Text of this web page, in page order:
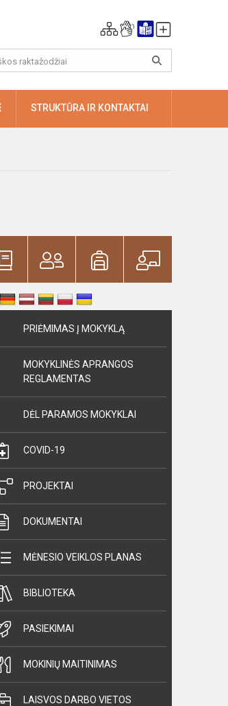
DAUGIAUSTRUKTŪRA IR KONTAKTAI
PRIĖMIMAS Į MOKYKLĄ
MOKYKLINĖS APRANGOS
REGLAMENTAS
DĖL PARAMOS MOKYKLAI
COVID-19
PROJEKTAI
DOKUMENTAI
MĖNESIO VEIKLOS PLANAS
BIBLIOTEKA
PASIEKIMAI
MOKINIŲ MAITINIMAS
LAISVOS DARBO VIETOS